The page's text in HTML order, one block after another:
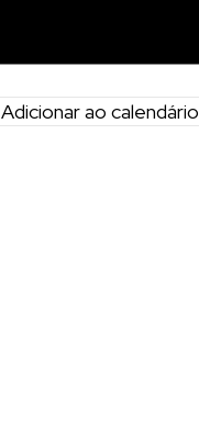
Adicionar ao calendário